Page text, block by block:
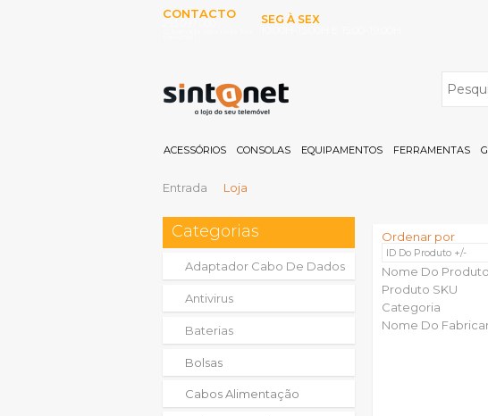
CONTACTO
SEG À SEX
ACESSÓRIOS CONSOLAS EQUIPAMENTOS FERRAMENTAS
Entrada Loja
Categorias
Adaptador Cabo De Dados
Antivirus
Baterias
Bolsas
Cabos Alimentação
Ordenar por
ID Do Produto +/-
Nome Do Produto
Produto SKU
Categoria
Nome Do